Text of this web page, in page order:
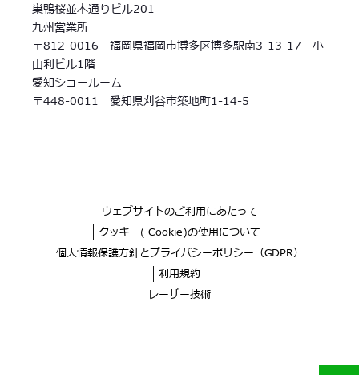
巣鴨桜並木通りビル201
九州営業所
〒812-0016 福岡県福岡市博多区博多駅南3-13-17 小
山利ビル1階
愛知ショールーム
〒448-0011 愛知県刈谷市築地町1-14-5
ウェブサイトのご利用にあたって
クッキー( Cookie)の使用について
個人情報保護方針とプライバシーポリシー（GDPR）
利用規約
レーザー技術